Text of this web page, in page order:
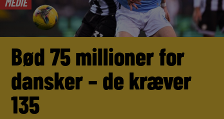
Bød 75 millioner for
dansker – de kræver
135